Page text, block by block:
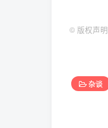
© 版权声明
杂谈